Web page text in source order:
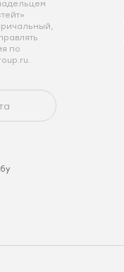
по